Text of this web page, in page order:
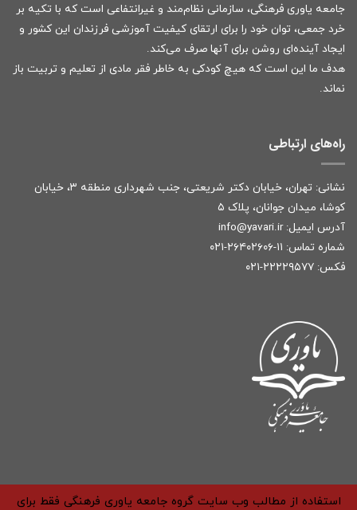
جامعه یاوری فرهنگی، سازمانی نظام‌مند و غیرانتفاعی است که با تکیه بر
خرد جمعی، توان خود را برای ارتقای کیفیت آموزشی فرزندان این کشور و
ایجاد آینده‌ای روشن برای آنها صرف می‌کند.
هدف ما این است که هیچ کودکی به خاطر فقر مادی از تعلیم و تربیت باز
نماند.
راه‌های ارتباطی
نشانی: تهران، خیابان دکتر شریعتی، جنب شهرداری منطقه ۳، خیابان
کوشا، میدان جوانان، پلاک ۵
آدرس ایمیل: info@yavari.ir
شماره تماس: ۱۱-۲۶۴۰۲۶۰۶-۰۲۱
فکس: ۲۲۲۲۹۵۷۷-۰۲۱
استفاده از مطالب وب سایت گروه جامعه یاوری فرهنگی فقط برای